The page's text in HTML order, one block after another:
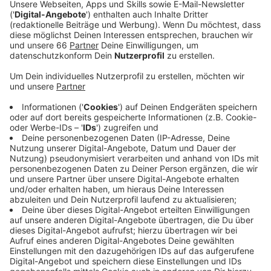
eleganter funktioniert – der Gameboy ist Kult und
liegt bei vielen bestimmt noch rum. Bei Atze liegt
der Gameboy höchstens im Handschuhfach von
seinem 911er.
Anzeige